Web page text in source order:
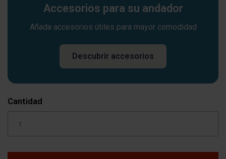
Accesorios para su andador
Añada accesorios útiles para mayor comodidad
Descubrir accesorios
Cantidad